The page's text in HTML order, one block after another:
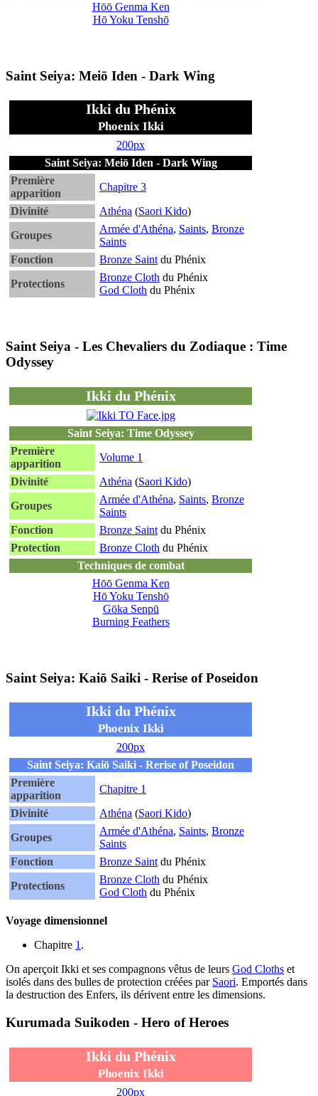
Hōō Genma Ken
Hō Yoku Tenshō
Saint Seiya: Meiō Iden - Dark Wing
Ikki du Phénix
Phoenix Ikki
200px
Saint Seiya: Meiō Iden - Dark Wing
Première
apparition
Chapitre 3
Divinité
Athéna (Saori Kido)
Groupes
Armée d'Athéna, Saints, Bronze
Saints
Fonction
Bronze Saintdu Phénix
Protections
Bronze Cloth du Phénix
God Cloth du Phénix
Saint Seiya - Les Chevaliers du Zodiaque : Time
Odyssey
Ikki du Phénix
Saint Seiya: Time Odyssey
Première
apparition
Volume 1
Divinité
Athéna (Saori Kido)
Groupes
Armée d'Athéna, Saints, Bronze
Saints
Fonction
Bronze Saint du Phénix
Protection
Bronze Cloth du Phénix
Techniques de combat
Hōō Genma Ken
Hō Yoku Tenshō
Gōka Senpū
Burning Feathers
Saint Seiya: Kaiō Saiki - Rerise of Poseidon
Ikki du Phénix
Phoenix Ikki
200px
Saint Seiya: Kaiō Saiki - Rerise of Poseidon
Première
apparition
Chapitre 1
Divinité
Athéna (Saori Kido)
Groupes
Armée d'Athéna, Saints, Bronze
Saints
Fonction
Bronze Saint du Phénix
Protections
Bronze Cloth du Phénix
God Cloth du Phénix
Voyage dimensionnel
Chapitre 1 .
On aperçoit Ikki et ses compagnons vêtus de leurs God Cloths et
isolés dans des bulles de protection créées par Saori. Emportés dans
la destruction des Enfers, ils dérivent entre les dimensions.
Kurumada Suikoden - Hero of Heroes
Ikki du Phénix
Phoenix Ikki
200px